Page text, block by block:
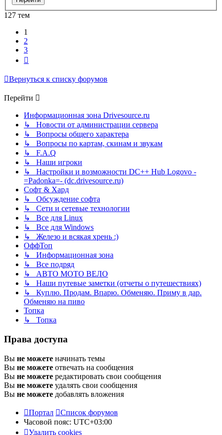
127 тем
1
2
3
Вернуться к списку форумов
Перейти
Информационная зона Drivesource.ru
↳ Новости от администрации сервера
↳ Вопросы общего характера
↳ Вопросы по картам, скинам и звукам
↳ F.A.Q
↳ Наши игроки
↳ Настройки и возможности DC++ Hub Logovo -
=Padonka=- (dc.drivesource.ru)
Софт & Хард
↳ Обсуждение софта
↳ Сети и сетевые технологии
↳ Все для Linux
↳ Все для Windows
↳ Железо и всякая хрень :)
ОффТоп
↳ Информационная зона
↳ Все подряд
↳ АВТО МОТО ВЕЛО
↳ Наши путевые заметки (отчеты о путешествиях)
↳ Куплю. Продам. Впарю. Обменяю. Приму в дар.
Обменяю на пиво
Топка
↳ Топка
Права доступа
Вы не можете начинать темы
Вы не можете отвечать на сообщения
Вы не можете редактировать свои сообщения
Вы не можете удалять свои сообщения
Вы не можете добавлять вложения
Портал
Список форумов
Часовой пояс: UTC+03:00
Удалить cookies